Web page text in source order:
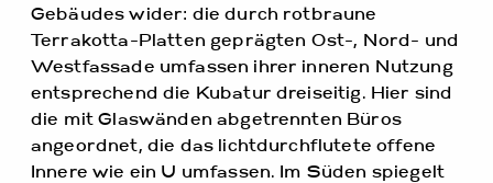
Gebäudes wider: die durch rotbraune
Terrakotta-Platten geprägten Ost-, Nord- und
Westfassade umfassen ihrer inneren Nutzung
entsprechend die Kubatur dreiseitig. Hier sind
die mit Glaswänden abgetrennten Büros
angeordnet, die das lichtdurchflutete offene
Innere wie ein U umfassen. Im Süden spiegelt